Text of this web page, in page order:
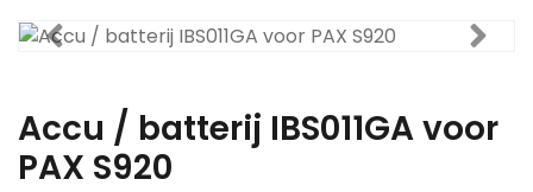
Accu / batterij IBS011GA voor
PAX S920